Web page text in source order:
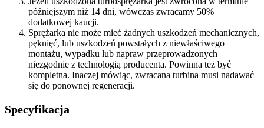
późniejszym niż 14 dni, wówczas zwracamy 50%
dodatkowej kaucji.
Sprężarka nie może mieć żadnych uszkodzeń mechanicznych,
pęknięć, lub uszkodzeń powstałych z niewłaściwego
montażu, wypadku lub napraw przeprowadzonych
niezgodnie z technologią producenta. Powinna też być
kompletna. Inaczej mówiąc, zwracana turbina musi nadawać
się do ponownej regeneracji.
Specyfikacja